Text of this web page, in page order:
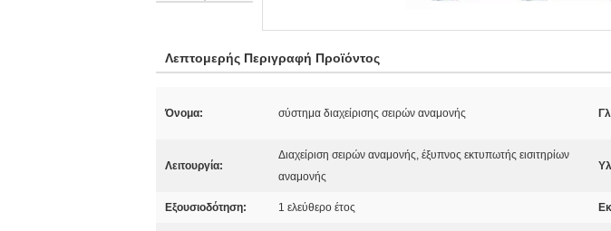
Λεπτομερής Περιγραφή Προϊόντος
Όνομα: σύστημα διαχείρισης σειρών αναμονής
Λειτουργία:
Διαχείριση σειρών αναμονής, έξυπνος εκτυπωτής εισιτηρίων
αναμονής
Εξουσιοδότηση: 1 ελεύθερο έτος